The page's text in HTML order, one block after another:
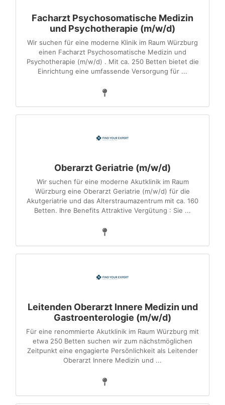
Facharzt Psychosomatische Medizin
und Psychotherapie (m/w/d)
Wir suchen für eine moderne Klinik im Raum Würzburg
einen Facharzt Psychosomatische Medizin und
Psychotherapie (m/w/d) . Mit ca. 250 Betten bietet die
Einrichtung eine umfassende Versorgung für ...
Oberarzt Geriatrie (m/w/d)
Wir suchen für eine moderne Akutklinik im Raum
Würzburg eine Oberarzt Geriatrie (m/w/d) für die
Akutgeriatrie und das Alterstraumazentrum mit ca. 160
Betten. Ihre Benefits Attraktive Vergütung : Sie ...
Leitenden Oberarzt Innere Medizin und
Gastroenterologie (m/w/d)
Für eine renommierte Akutklinik im Raum Würzburg mit
etwa 250 Betten suchen wir zum nächstmöglichen
Zeitpunkt eine engagierte Persönlichkeit als Leitender
Oberarzt Innere Medizin und ...